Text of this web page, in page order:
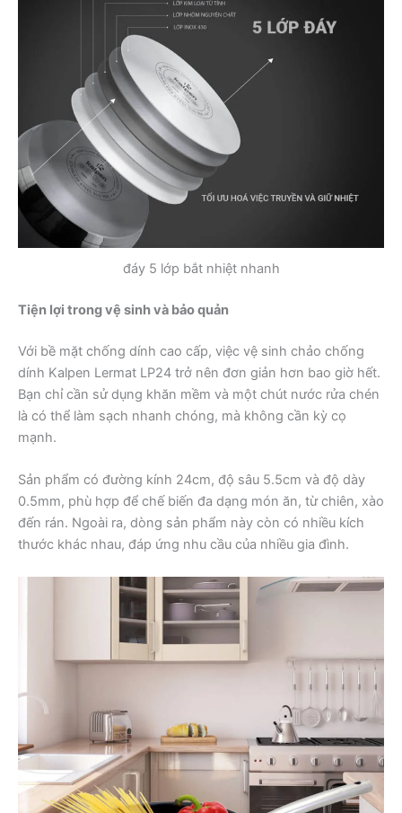
đáy 5 lớp bắt nhiệt nhanh
Tiện lợi trong vệ sinh và bảo quản
Với bề mặt chống dính cao cấp, việc vệ sinh chảo chống
dính Kalpen Lermat LP24 trở nên đơn giản hơn bao giờ hết.
Bạn chỉ cần sử dụng khăn mềm và một chút nước rửa chén
là có thể làm sạch nhanh chóng, mà không cần kỳ cọ
mạnh.
Sản phẩm có đường kính 24cm, độ sâu 5.5cm và độ dày
0.5mm, phù hợp để chế biến đa dạng món ăn, từ chiên, xào
đến rán. Ngoài ra, dòng sản phẩm này còn có nhiều kích
thước khác nhau, đáp ứng nhu cầu của nhiều gia đình.